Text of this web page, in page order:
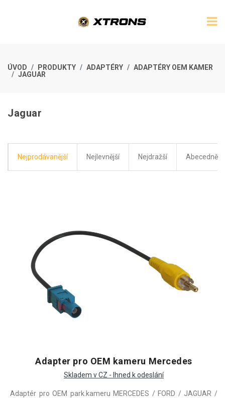
ÚVOD PRODUKTY ADAPTÉRY
ADAPTÉRY OEM KAMER
JAGUAR
Jaguar
Nejprodávanější Nejlevnější Nejdražší Abecedně
Adapter pro OEM kameru Mercedes
Skladem v CZ - Ihned k odeslání
Adaptér pro OEM park.kameru MERCEDES / FORD / JAGUAR /